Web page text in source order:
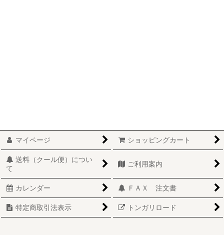
ほたて
ししゃも
こざかな
こんぶ
マイページ ショッピングカート
送料（クール便）につい
て
ご利用案内
カレンダー ＦＡＸ 注文書
特定商取引法表示 トンガリロード